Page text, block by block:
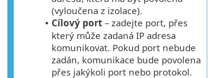
(vyloučena z izolace).
• Cílový port – zadejte port, přes
který může zadaná IP adresa
komunikovat. Pokud port nebude
zadán, komunikace bude povolena
přes jakýkoli port nebo protokol.